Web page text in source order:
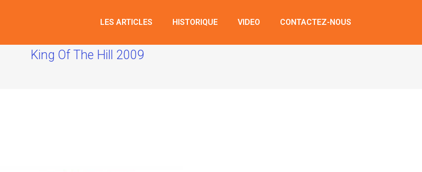
LES ARTICLES HISTORIQUE VIDEO CONTACTEZ-NOUS
King Of The Hill 2009